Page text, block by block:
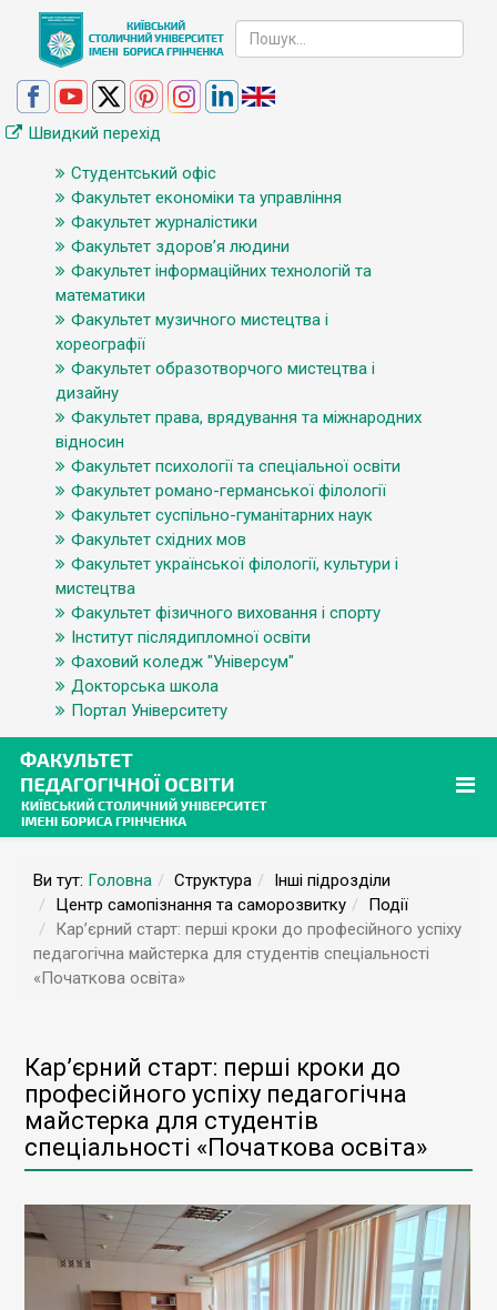
Швидкий перехід
Студентський офіс
Факультет економіки та управління
Факультет журналістики
Факультет здоров’я людини
Факультет інформаційних технологій та
математики
Факультет музичного мистецтва і
хореографії
Факультет образотворчого мистецтва і
дизайну
Факультет права, врядування та міжнародних
відносин
Факультет психології та спеціальної освіти
Факультет романо-германської філології
Факультет суспільно-гуманітарних наук
Факультет східних мов
Факультет української філології, культури і
мистецтва
Факультет фізичного виховання і спорту
Інститут післядипломної освіти
Фаховий коледж "Універсум"
Докторська школа
Портал Університету
Ви тут: Головна Структура
Інші підрозділи
Центр самопізнання та саморозвитку
Події
Кар’єрний старт: перші кроки до професійного успіху
педагогічна майстерка для студентів спеціальності
«Початкова освіта»
Кар’єрний старт: перші кроки до
професійного успіху педагогічна
майстерка для студентів
спеціальності «Початкова освіта»